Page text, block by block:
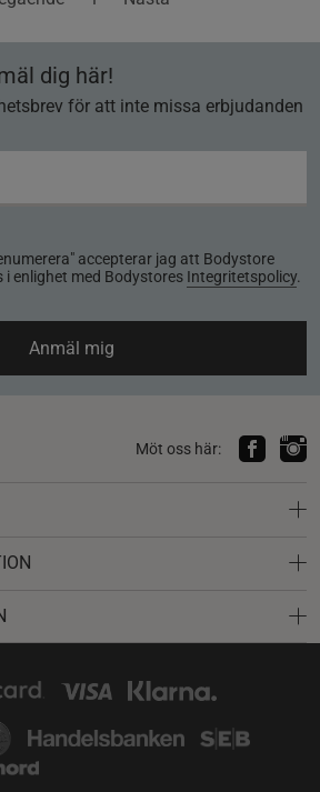
dig här!
för att inte missa erbjudanden
accepterar jag att Bodystore
enlighet med Bodystores Integritetspolicy.
Anmäl mig
Möt oss här: